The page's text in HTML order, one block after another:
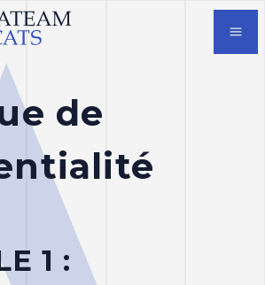
de
1 :